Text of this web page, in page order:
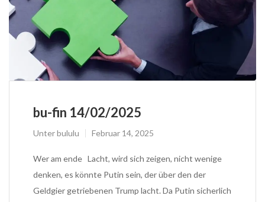
bu-fin 14/02/2025
Unterbululu Februar 14, 2025
Wer am ende Lacht, wird sich zeigen, nicht wenige
denken, es könnte Putin sein, der über den der
Geldgier getriebenen Trump lacht. Da Putin sicherlich